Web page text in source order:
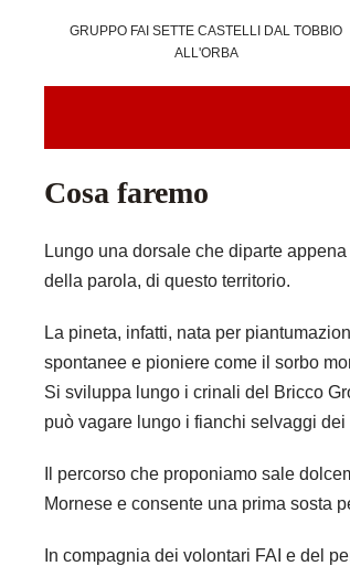
GRUPPO FAI SETTE CASTELLI DAL TOBBIO
ALL'ORBA
Cosa faremo
Lungo una dorsale che diparte
della parola, di questo territorio.
La pineta, infatti, nata per
spontanee e pioniere come il sorbo
Si sviluppa lungo i crinali del Bricco
può vagare lungo i fianchi selvaggi
Il percorso che proponiamo sale
Mornese e consente una prima sosta
In compagnia dei volontari FAI e del